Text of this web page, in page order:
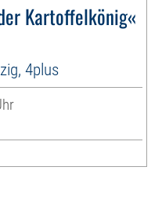
Kartoffelkönig«
4plus